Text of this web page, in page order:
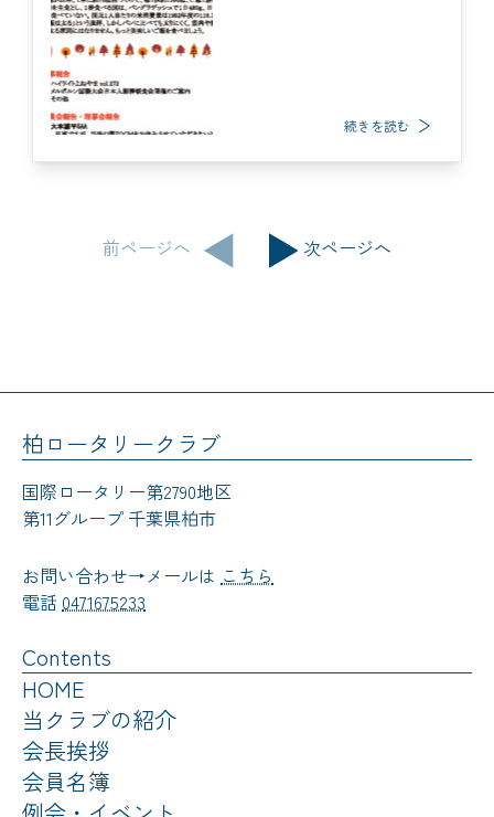
続きを読む
前ページへ 次ページへ
柏ロータリークラブ
国際ロータリー第2790地区
第11グループ 千葉県柏市
お問い合わせ→メールは こちら
電話 0471675233
Contents
HOME
当クラブの紹介
会長挨拶
会員名簿